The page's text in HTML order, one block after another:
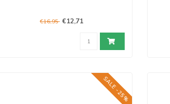
€16,95 €12,71
SALE -25%